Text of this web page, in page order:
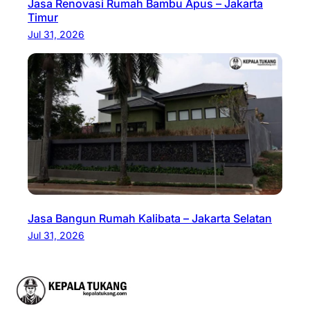
Jasa Renovasi Rumah Bambu Apus – Jakarta
Timur
Jul 31, 2026
Jasa Bangun Rumah Kalibata – Jakarta Selatan
Jul 31, 2026